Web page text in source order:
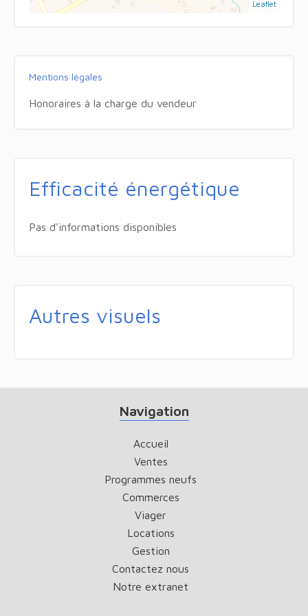
Leaflet
Mentions légales
Honoraires à la charge du vendeur
Efficacité énergétique
Pas d'informations disponibles
Autres visuels
Navigation
Accueil
Ventes
Programmes neufs
Commerces
Viager
Locations
Gestion
Contactez nous
Notre extranet